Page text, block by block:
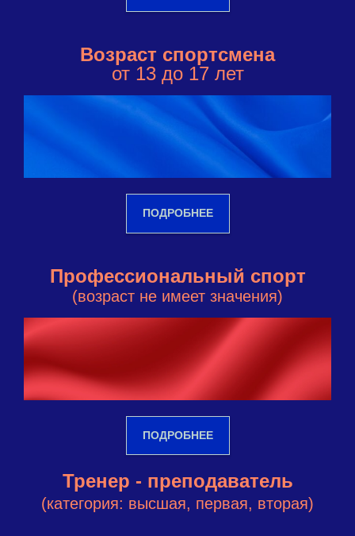
Возраст спортсмена
от 13 до 17 лет
ПОДРОБНЕЕ
Профессиональный спорт
(возраст не имеет значения)
ПОДРОБНЕЕ
Тренер - преподаватель
(категория: высшая, первая, вторая)